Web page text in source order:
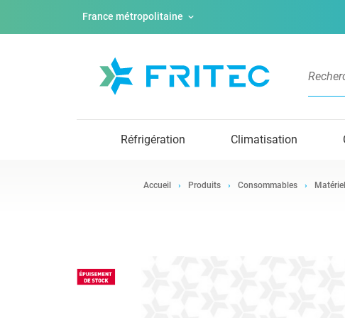
France métropolitaine
Réfrigération Climatisation
Accueil Produits Consommables